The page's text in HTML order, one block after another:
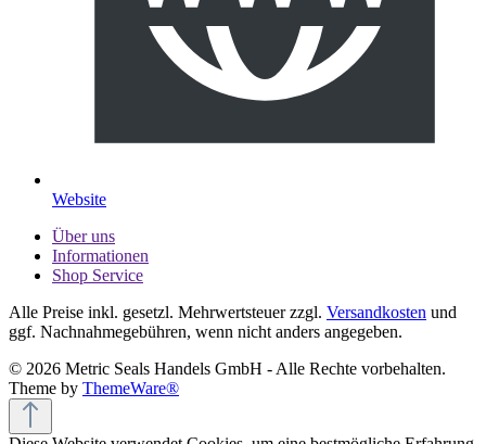
Website
Über uns
Informationen
Shop Service
Alle Preise inkl. gesetzl. Mehrwertsteuer zzgl. Versandkosten und
ggf. Nachnahmegebühren, wenn nicht anders angegeben.
© 2026 Metric Seals Handels GmbH - Alle Rechte vorbehalten.
Theme by ThemeWare®